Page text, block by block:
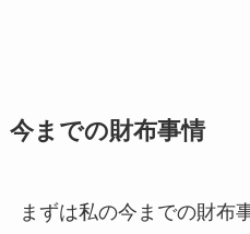
今までの財布事情
まずは私の今までの財布